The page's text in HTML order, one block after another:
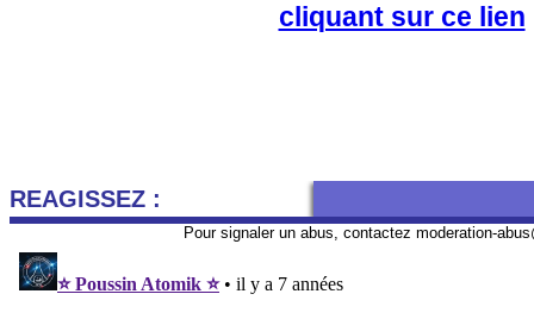
cliquant sur ce lien
REAGISSEZ :
Pour signaler un abus, contactez moderation-